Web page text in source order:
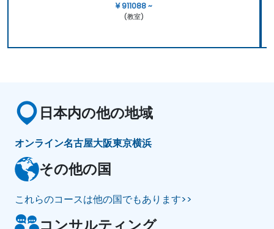
¥ 911088 ~
(教室)
日本内の他の地域
オンライン名古屋大阪東京横浜
その他の国
これらのコースは他の国でもあります>>